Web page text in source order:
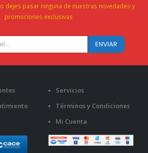
dejes pasar ninguna de nuestras novedades y
promociones exclusivas
Servicios
Términos y Condiciones
Mi Cuenta